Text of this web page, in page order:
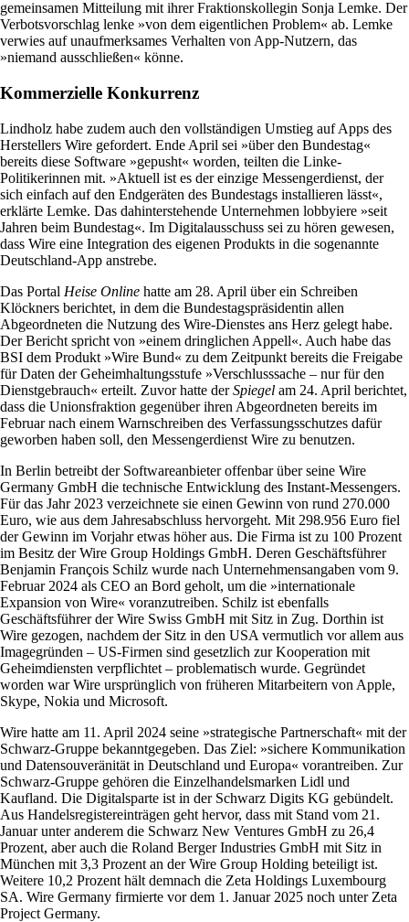
gemeinsamen Mitteilung mit ihrer Fraktionskollegin Sonja Lemke. Der
Verbotsvorschlag lenke »von dem eigentlichen Problem« ab. Lemke
verwies auf unaufmerksames Verhalten von App-Nutzern, das
»niemand ausschließen« könne.
Kommerzielle Konkurrenz
Lindholz habe zudem auch den vollständigen Umstieg auf Apps des
Herstellers Wire gefordert. Ende April sei »über den Bundestag«
bereits diese Software »gepusht« worden, teilten die Linke-
Politikerinnen mit. »Aktuell ist es der einzige Messengerdienst, der
sich einfach auf den Endgeräten des Bundestags installieren lässt«,
erklärte Lemke. Das dahinterstehende Unternehmen lobbyiere »seit
Jahren beim Bundestag«. Im Digitalausschuss sei zu hören gewesen,
dass Wire eine Integration des eigenen Produkts in die sogenannte
Deutschland-App anstrebe.
Das Portal Heise Online hatte am 28. April über ein Schreiben
Klöckners berichtet, in dem die Bundestagspräsidentin allen
Abgeordneten die Nutzung des Wire-Dienstes ans Herz gelegt habe.
Der Bericht spricht von »einem dringlichen Appell«. Auch habe das
BSI dem Produkt »Wire Bund« zu dem Zeitpunkt bereits die Freigabe
für Daten der Geheimhaltungsstufe »Verschlusssache – nur für den
Dienstgebrauch« erteilt. Zuvor hatte derSpiegel am 24. April berichtet,
dass die Unionsfraktion gegenüber ihren Abgeordneten bereits im
Februar nach einem Warnschreiben des Verfassungsschutzes dafür
geworben haben soll, den Messengerdienst Wire zu benutzen.
In Berlin betreibt der Softwareanbieter offenbar über seine Wire
Germany GmbH die technische Entwicklung des Instant-Messengers.
Für das Jahr 2023 verzeichnete sie einen Gewinn von rund 270.000
Euro, wie aus dem Jahresabschluss hervorgeht. Mit 298.956 Euro fiel
der Gewinn im Vorjahr etwas höher aus. Die Firma ist zu 100 Prozent
im Besitz der Wire Group Holdings GmbH. Deren Geschäftsführer
Benjamin François Schilz wurde nach Unternehmensangaben vom 9.
Februar 2024 als CEO an Bord geholt, um die »internationale
Expansion von Wire« voranzutreiben. Schilz ist ebenfalls
Geschäftsführer der Wire Swiss GmbH mit Sitz in Zug. Dorthin ist
Wire gezogen, nachdem der Sitz in den USA vermutlich vor allem aus
Imagegründen – US-Firmen sind gesetzlich zur Kooperation mit
Geheimdiensten verpflichtet – problematisch wurde. Gegründet
worden war Wire ursprünglich von früheren Mitarbeitern von Apple,
Skype, Nokia und Microsoft.
Wire hatte am 11. April 2024 seine »strategische Partnerschaft« mit der
Schwarz-Gruppe bekanntgegeben. Das Ziel: »sichere Kommunikation
und Datensouveränität in Deutschland und Europa« vorantreiben. Zur
Schwarz-Gruppe gehören die Einzelhandelsmarken Lidl und
Kaufland. Die Digitalsparte ist in der Schwarz Digits KG gebündelt.
Aus Handelsregistereinträgen geht hervor, dass mit Stand vom 21.
Januar unter anderem die Schwarz New Ventures GmbH zu 26,4
Prozent, aber auch die Roland Berger Industries GmbH mit Sitz in
München mit 3,3 Prozent an der Wire Group Holding beteiligt ist.
Weitere 10,2 Prozent hält demnach die Zeta Holdings Luxembourg
SA. Wire Germany firmierte vor dem 1. Januar 2025 noch unter Zeta
Project Germany.